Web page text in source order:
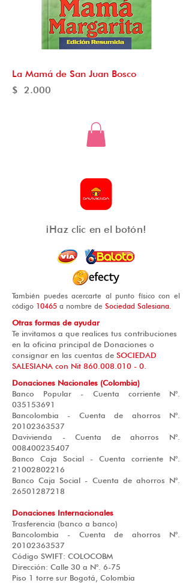
La Mamá de San Juan Bosco
Precio
$ 2.000
¡Haz clic en el botón!
También puedes acercarte al punto físico con el
código 10465 a nombre de Sociedad Salesiana.
Otras formas de ayudar
Te invitamos a que realices tus contribuciones
en la oficina principal de Donaciones o
consignar en las cuentas de SOCIEDAD
SALESIANA con Nit 860.008.010 - 0
Donaciones Nacionales (Colombia)
Banco Popular - Cuenta corriente N°.
035153691
Bancolombia - Cuenta de ahorros N°.
20102363537
Davivienda - Cuenta de ahorros N°.
008400235407
Banco Caja Social - Cuenta corriente N°.
21002802216
Banco Caja Social - Cuenta de ahorros N°.
26501287218
Donaciones Internacionales
Trasferencia (banco a banco)
Bancolombia - Cuenta de ahorros N°.
20102363537
Código SWIFT: COLOCOBM
Dirección: Calle 30 a N°. 6-75
Piso 1 torre sur Bogotá, Colombia